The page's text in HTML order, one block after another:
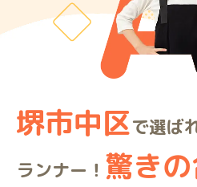
堺市中区で選ば
ランナー！ 驚き